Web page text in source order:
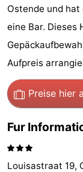
Zimmer
(mit
Frühstück)
Lastminutes
Strand
Sehen
&
-
Ostende und hat
eine Bar. Dieses
Aufpreis
Preise hier
Fur
Louisastraat 19,